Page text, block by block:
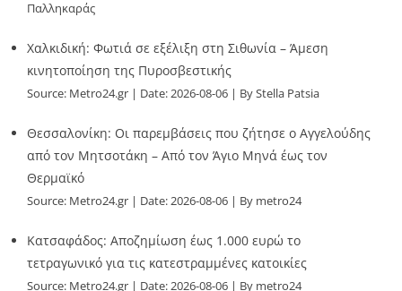
Παλληκαράς
Χαλκιδική: Φωτιά σε εξέλιξη στη Σιθωνία – Άμεση
κινητοποίηση της Πυροσβεστικής
Source: Metro24.gr Date: 2026-08-06 By Stella Patsia
Θεσσαλονίκη: Οι παρεμβάσεις που ζήτησε ο Αγγελούδης
από τον Μητσοτάκη – Από τον Άγιο Μηνά έως τον
Θερμαϊκό
Source: Metro24.gr Date: 2026-08-06 By metro24
Κατσαφάδος: Αποζημίωση έως 1.000 ευρώ το
τετραγωνικό για τις κατεστραμμένες κατοικίες
Source: Metro24.gr Date: 2026-08-06 By metro24